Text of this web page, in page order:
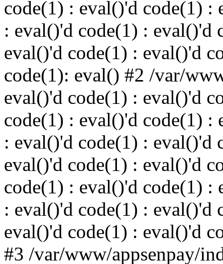
code(1) : eval()'d code(1) :
: eval()'d code(1) : eval()'d
eval()'d code(1) : eval()'d
code(1): eval() #2 /var/
eval()'d code(1) : eval()'d
code(1) : eval()'d code(1) :
: eval()'d code(1) : eval()'d
eval()'d code(1) : eval()'d
code(1) : eval()'d code(1) :
: eval()'d code(1) : eval()'d
eval()'d code(1) : eval()'d
#3 /var/www/appsenpay/